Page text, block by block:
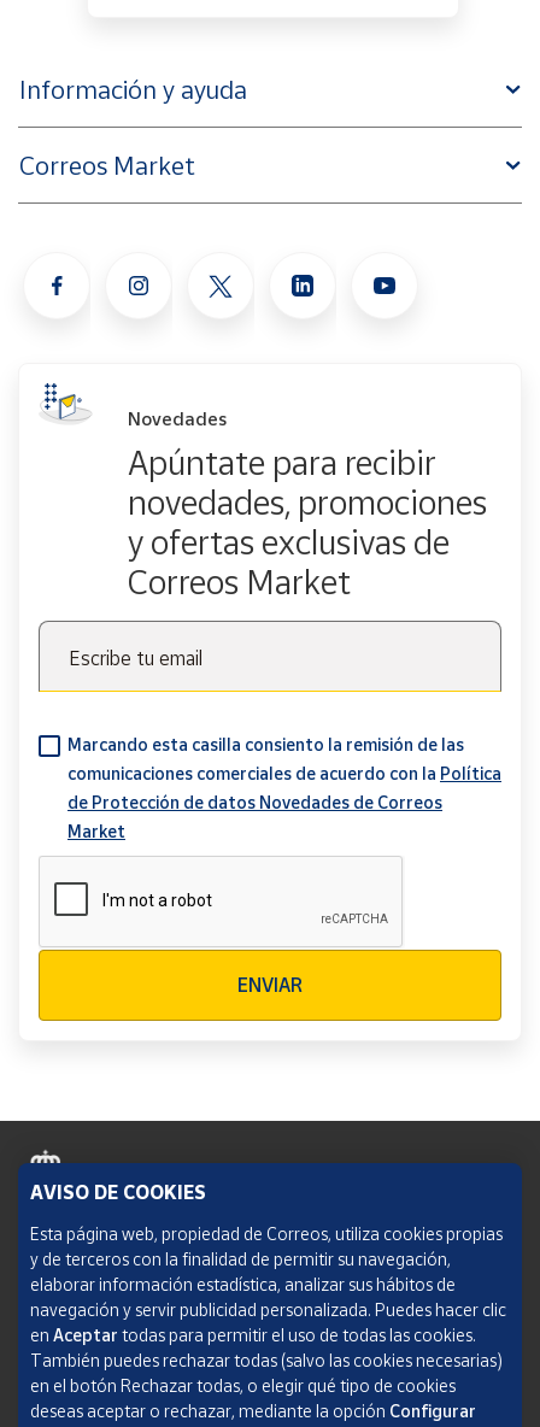
Información y ayuda
Correos Market
Novedades
Apúntate para recibir
novedades, promociones
y ofertas exclusivas de
Correos Market
Escribe tu email
Marcando esta casilla consiento la remisión de las
comunicaciones comerciales de acuerdo con la Política
de Protección de datos Novedades de Correos
Market
ENVIAR
Política de cookies
Aviso legal
Condiciones del servicio
Política de Privacidad Web
AVISO DE COOKIES
Esta página web, propiedad de Correos, utiliza cookies propias
y de terceros con la finalidad de permitir su navegación,
elaborar información estadística, analizar sus hábitos de
navegación y servir publicidad personalizada. Puedes hacer clic
en Aceptar todas para permitir el uso de todas las cookies.
También puedes rechazar todas (salvo las cookies necesarias)
en el botón Rechazar todas, o elegir qué tipo de cookies
deseas aceptar o rechazar, mediante la opción Configurar